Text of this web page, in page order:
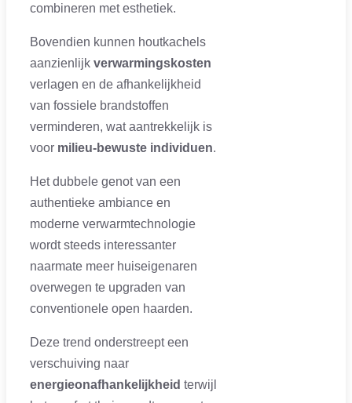
combineren met esthetiek.
Bovendien kunnen houtkachels
aanzienlijk verwarmingskosten
verlagen en de afhankelijkheid
van fossiele brandstoffen
verminderen, wat aantrekkelijk is
voor milieu-bewuste individuen.
Het dubbele genot van een
authentieke ambiance en
moderne verwarmtechnologie
wordt steeds interessanter
naarmate meer huiseigenaren
overwegen te upgraden van
conventionele open haarden.
Deze trend onderstreept een
verschuiving naar
energieonafhankelijkheid terwijl